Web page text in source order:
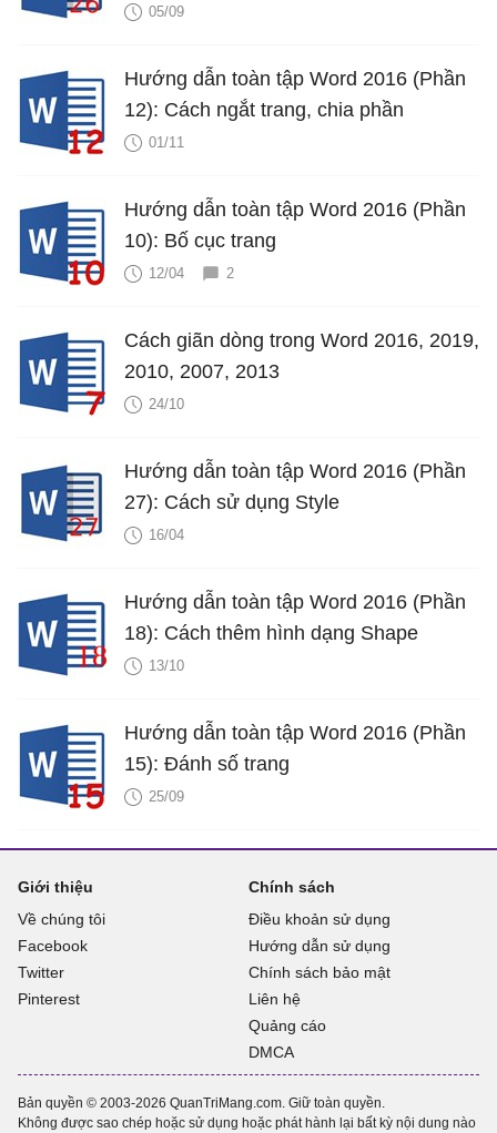
05/09
Hướng dẫn toàn tập Word 2016 (Phần
12): Cách ngắt trang, chia phần
01/11
Hướng dẫn toàn tập Word 2016 (Phần
10): Bố cục trang
12/04 2
Cách giãn dòng trong Word 2016, 2019,
2010, 2007, 2013
24/10
Hướng dẫn toàn tập Word 2016 (Phần
27): Cách sử dụng Style
16/04
Hướng dẫn toàn tập Word 2016 (Phần
18): Cách thêm hình dạng Shape
13/10
Hướng dẫn toàn tập Word 2016 (Phần
15): Đánh số trang
25/09
Giới thiệu
Về chúng tôi
Facebook
Twitter
Pinterest
Chính sách
Điều khoản sử dụng
Hướng dẫn sử dụng
Chính sách bảo mật
Liên hệ
Quảng cáo
DMCA
Bản quyền © 2003-2026 QuanTriMang.com. Giữ toàn quyền.
Không được sao chép hoặc sử dụng hoặc phát hành lại bất kỳ nội dung nào